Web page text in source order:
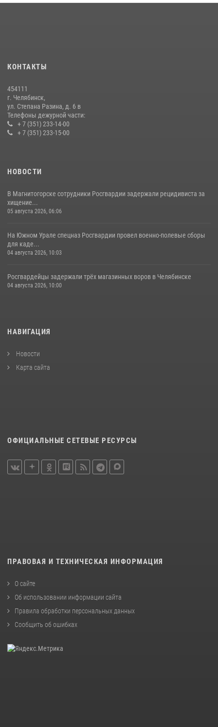
08 июля 2026, 12:05
КОНТАКТЫ
454111
г. Челябинск,
ул. Степана Разина, д. 6 в
Телефоны дежурной части:
+ 7 (351) 233-14-00
+ 7 (351) 233-15-00
НОВОСТИ
В Магнитогорске сотрудники Росгвардии задержали рецидивиста за
хищение...
05 августа 2026, 06:06
На Южном Урале спецназ Росгвардии провел военно-полевые сборы
для каде...
04 августа 2026, 10:03
Росгвардейцы задержали трёх магазинных воров в Челябинске
04 августа 2026, 10:00
НАВИГАЦИЯ
Новости
Карта сайта
ОФИЦИАЛЬНЫЕ СЕТЕВЫЕ РЕСУРСЫ
ПРАВОВАЯ И ТЕХНИЧЕСКАЯ ИНФОРМАЦИЯ
О сайте
Об использовании информации сайта
Правила обработки персональных данных
Сообщить об ошибках